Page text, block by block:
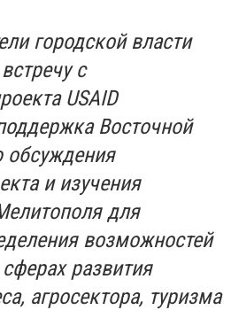
городской власти
с
USAID
Восточной
обсуждения
и изучения
для
возможностей
развития
агросектора, туризма